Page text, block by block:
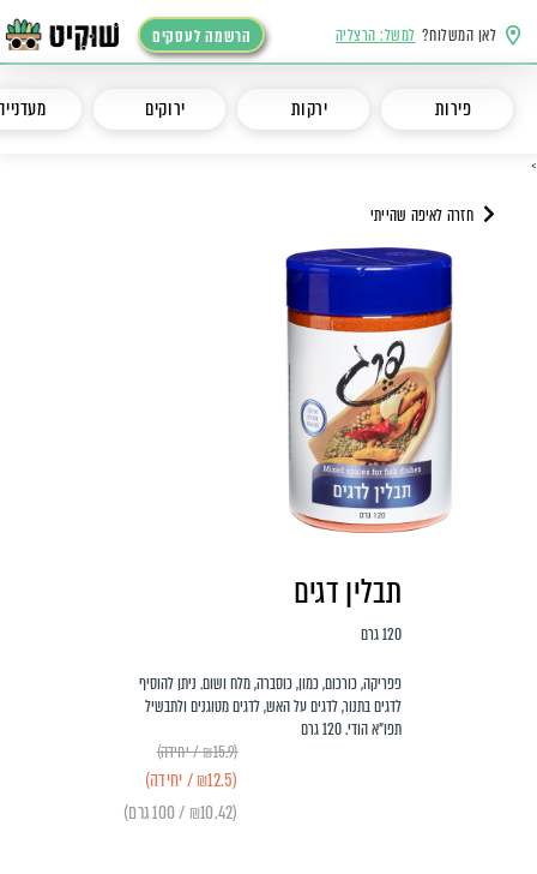
לאן המשלוח? למשל: הרצליה הרשמה לעסקים
פירות ירקות ירוקים
>
חזרה לאיפה שהייתי
תבלין דגים
120 גרם
פפריקה, כורכום, כמון, כוסברה, מלח ושום. ניתן להוסיף
לדגים בתנור, לדגים על האש, לדגים מטוגנים ולתבשיל
תפו"א הודי. 120 גרם
(₪15.9 / יחידה)
(₪12.5 / יחידה)
(₪10.42 / 100 גרם)